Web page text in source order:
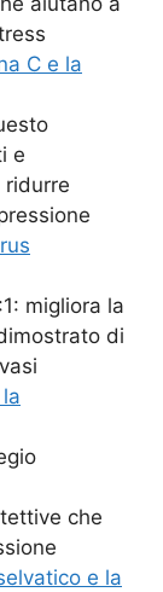
C e la
e
migliora la
di
che
e la